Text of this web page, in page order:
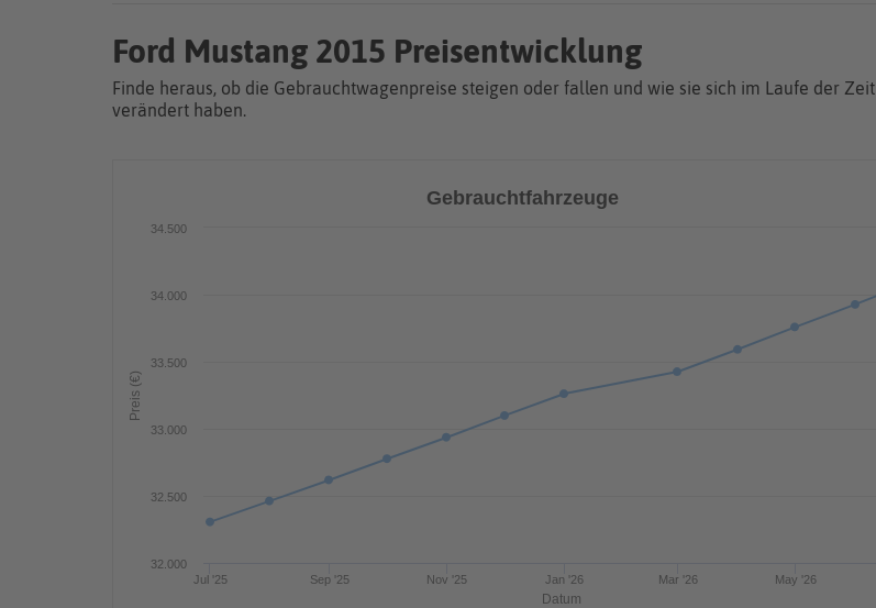
Ford Mustang 2015 Preisentwicklung
Finde heraus, ob die Gebrauchtwagenpreise steigen oder fallen und wie sie sich im Laufe der Zeit
verändert haben.
Datum
Preis (€)
Gebrauchtfahrzeuge
Jul '25 Sep '25 Nov '25 Jan '26 Mar '26 May '26
32.000
32.500
33.000
33.500
34.000
34.500